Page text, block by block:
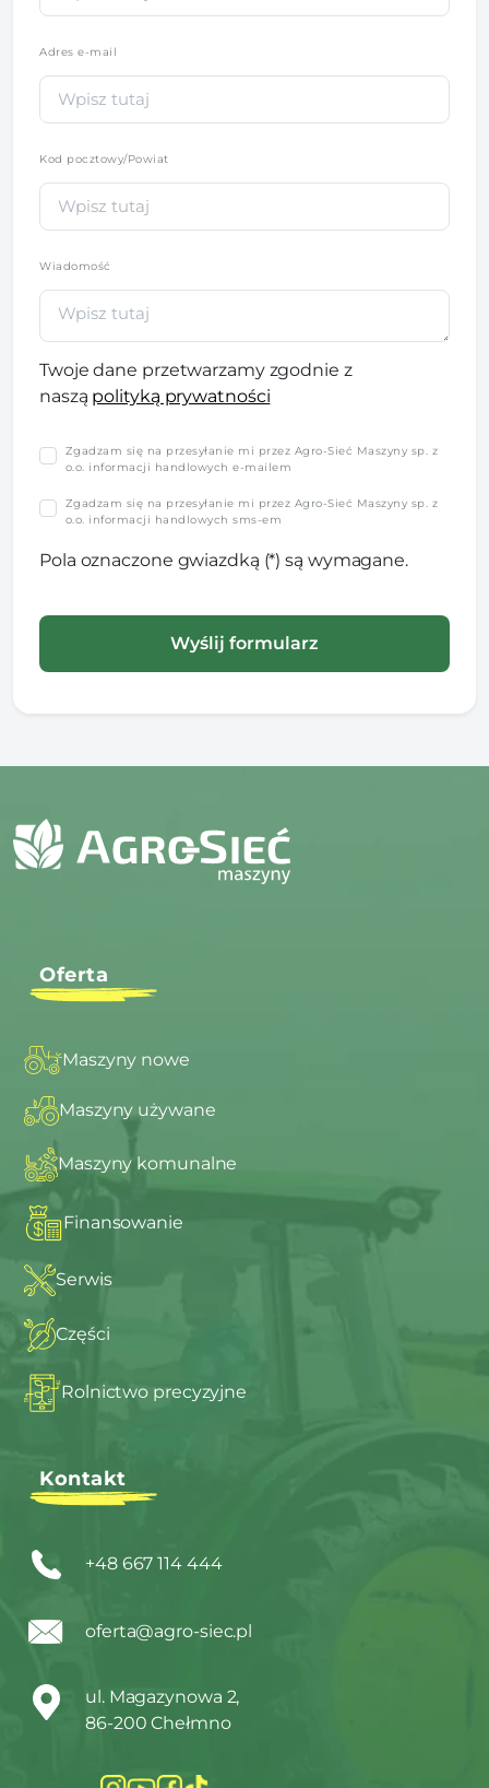
Adres e-mail
Kod pocztowy/Powiat
Wiadomość
Twoje dane przetwarzamy zgodnie z
naszą polityką prywatności
Zgadzam się na przesyłanie mi przez Agro-Sieć Maszyny sp. z
o.o. informacji handlowych e-mailem
Zgadzam się na przesyłanie mi przez Agro-Sieć Maszyny sp. z
o.o. informacji handlowych sms-em
Pola oznaczone gwiazdką (*) są wymagane.
Oferta
Maszyny nowe
Maszyny używane
Maszyny komunalne
Finansowanie
Serwis
Części
Rolnictwo precyzyjne
Kontakt
+48 667 114 444
oferta@agro-siec.pl
ul. Magazynowa 2,
86-200 Chełmno